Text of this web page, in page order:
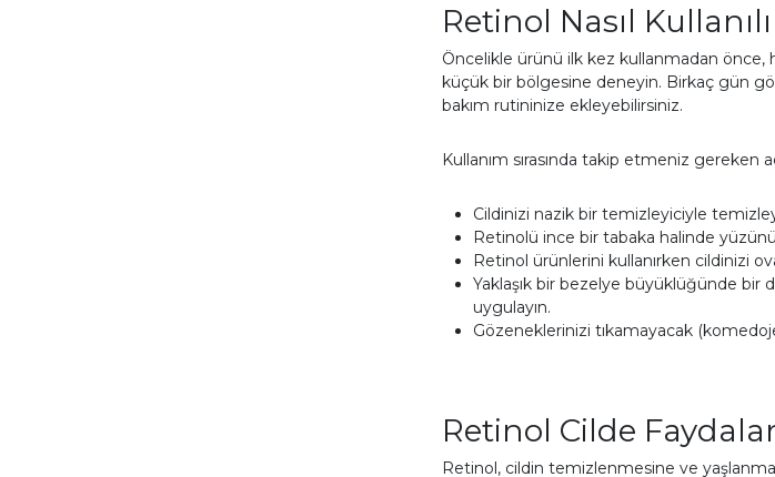
Retinol Nasıl
Öncelikle ürünü ilk kez kullanmadan
küçük bir bölgesine deneyin. Birkaç gün
bakım rutininize ekleyebilirsiniz.
Kullanım sırasında takip etmeniz gereken
Cildinizi nazik bir temizleyiciyle
Retinolü ince bir tabaka halinde
Retinol ürünlerini kullanırken cildinizi
Yaklaşık bir bezelye büyüklüğünde bir
uygulayın.
Gözeneklerinizi tıkamayacak
Retinol Cilde
Retinol, cildin temizlenmesine ve